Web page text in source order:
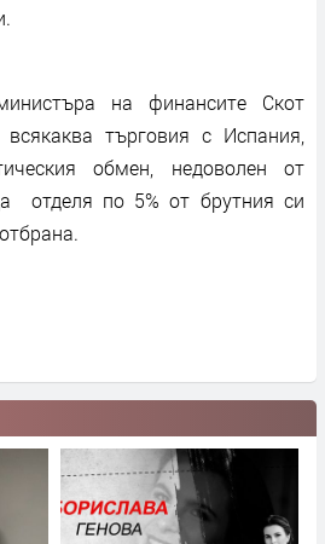
на финансите Скот
търговия с Испания,
обмен, недоволен от
отделя по 5% от брутния си